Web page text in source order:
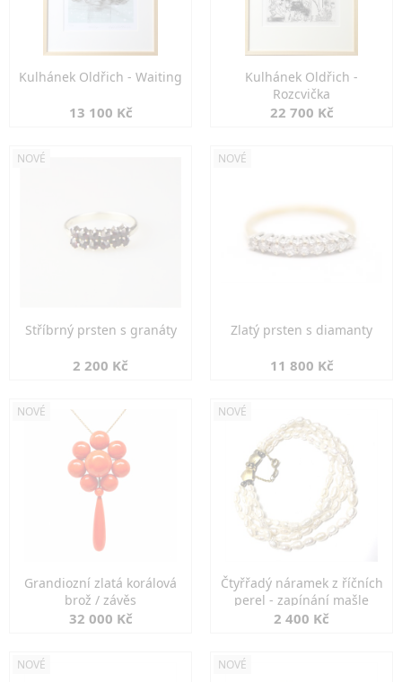
Kulhánek Oldřich - Waiting
13 100 Kč
Kulhánek Oldřich -
Rozcvička
22 700 Kč
NOVÉ
Stříbrný prsten s granáty
2 200 Kč
NOVÉ
Zlatý prsten s diamanty
11 800 Kč
NOVÉ
Grandiozní zlatá korálová
brož / závěs
32 000 Kč
NOVÉ
Čtyřřadý náramek z říčních
perel - zapínání mašle
2 400 Kč
NOVÉ NOVÉ